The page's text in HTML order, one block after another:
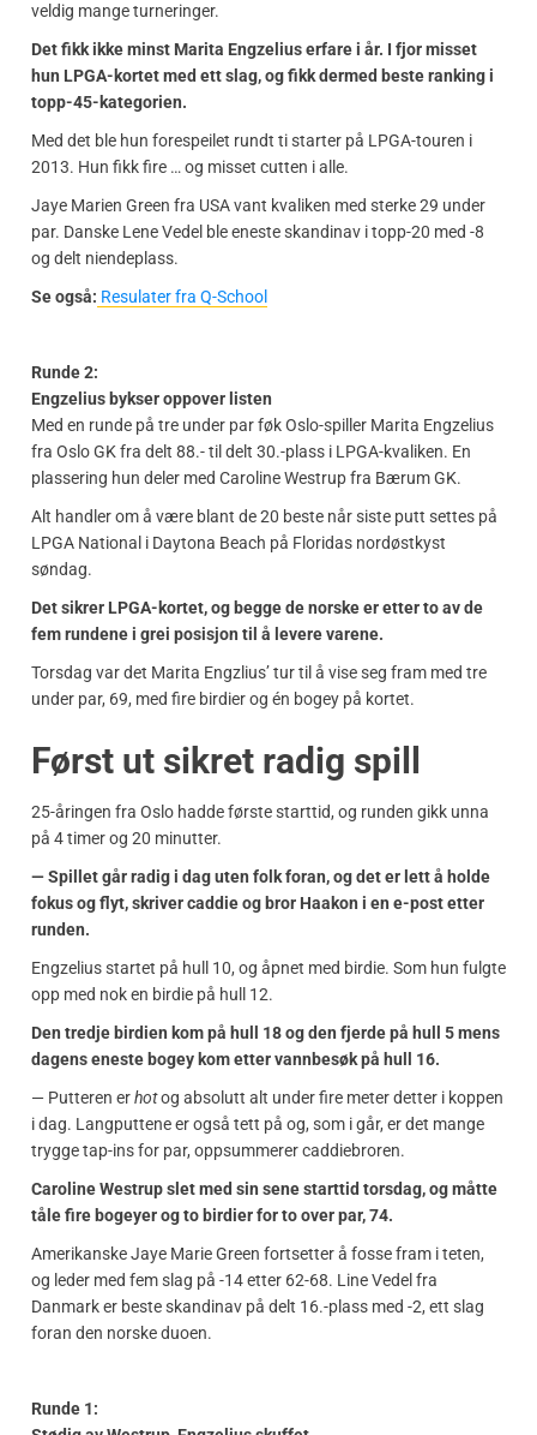
veldig mange turneringer.
Det fikk ikke minst Marita Engzelius erfare i år. I fjor misset
hun LPGA-kortet med ett slag, og fikk dermed beste ranking i
topp-45-kategorien.
Med det ble hun forespeilet rundt ti starter på LPGA-touren i
2013. Hun fikk fire … og misset cutten i alle.
Jaye Marien Green fra USA vant kvaliken med sterke 29 under
par. Danske Lene Vedel ble eneste skandinav i topp-20 med -8
og delt niendeplass.
Se også: Resulater fra Q-School
Runde 2:
Engzelius bykser oppover listen
Med en runde på tre under par føk Oslo-spiller Marita Engzelius
fra Oslo GK fra delt 88.- til delt 30.-plass i LPGA-kvaliken. En
plassering hun deler med Caroline Westrup fra Bærum GK.
Alt handler om å være blant de 20 beste når siste putt settes på
LPGA National i Daytona Beach på Floridas nordøstkyst
søndag.
Det sikrer LPGA-kortet, og begge de norske er etter to av de
fem rundene i grei posisjon til å levere varene.
Torsdag var det Marita Engzlius’ tur til å vise seg fram med tre
under par, 69, med fire birdier og én bogey på kortet.
Først ut sikret radig spill
25-åringen fra Oslo hadde første starttid, og runden gikk unna
på 4 timer og 20 minutter.
— Spillet går radig i dag uten folk foran, og det er lett å holde
fokus og flyt, skriver caddie og bror Haakon i en e-post etter
runden.
Engzelius startet på hull 10, og åpnet med birdie. Som hun fulgte
opp med nok en birdie på hull 12.
Den tredje birdien kom på hull 18 og den fjerde på hull 5 mens
dagens eneste bogey kom etter vannbesøk på hull 16.
— Putteren erhotog absolutt alt under fire meter detter i koppen
i dag. Langputtene er også tett på og, som i går, er det mange
trygge tap-ins for par, oppsummerer caddiebroren.
Caroline Westrup slet med sin sene starttid torsdag, og måtte
tåle fire bogeyer og to birdier for to over par, 74.
Amerikanske Jaye Marie Green fortsetter å fosse fram i teten,
og leder med fem slag på -14 etter 62-68. Line Vedel fra
Danmark er beste skandinav på delt 16.-plass med -2, ett slag
foran den norske duoen.
Runde 1: